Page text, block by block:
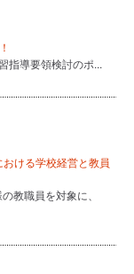
指導要領検討のポ...
ける学校経営と教員
教職員を対象に、